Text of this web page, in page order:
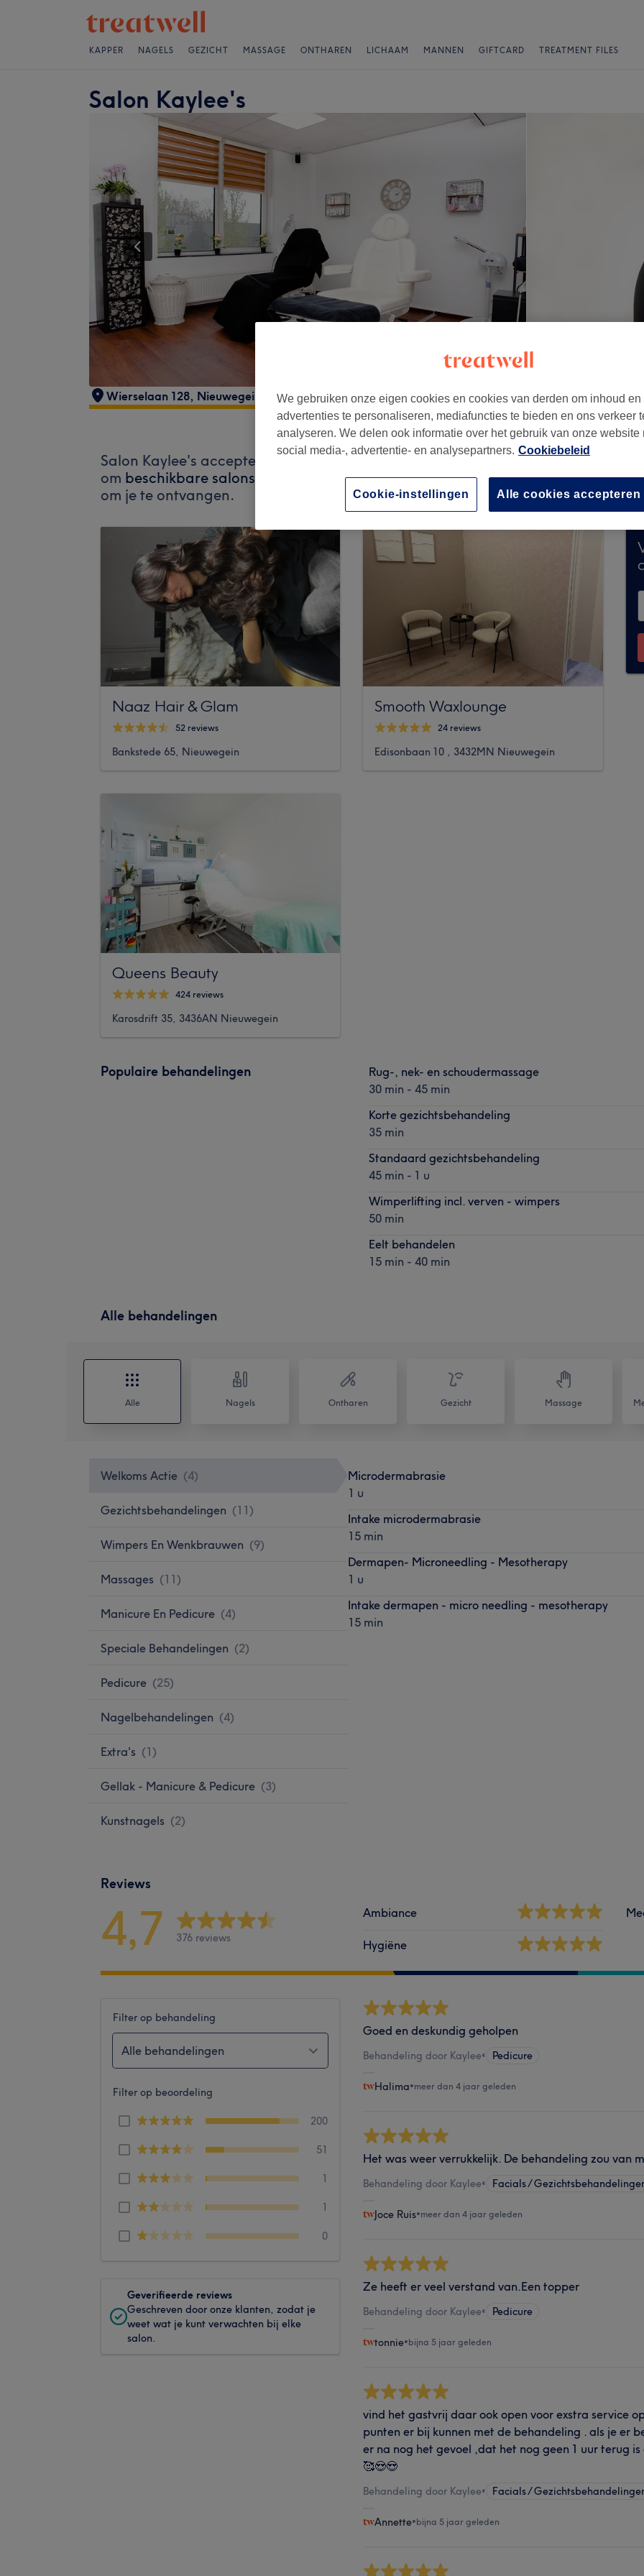
KAPPER NAGELS GEZICHT MASSAGE ONTHAREN LICHAAM MANNEN GIFTCARD TREATMENT FILES
Salon Kaylee's
Wierselaan 128, Nieuwegein 3433ZW
Salon Kaylee's accepteert momenteel geen boekingen via Treatwell. Gebruik
om beschikbare salons in jouw buurt te ontdekken. Je vindt er tal van
om je te ontvangen.
Naaz Hair & Glam
52 reviews
Bankstede 65, Nieuwegein
Queens Beauty
424 reviews
Karosdrift 35, 3436AN Nieuwegein
Smooth Waxlounge
24 reviews
Edisonbaan 10 , 3432MN Nieuwegein
Populaire behandelingen
Rug-, nek- en schoudermassage
30 min - 45 min
Korte gezichtsbehandeling
35 min
Standaard gezichtsbehandeling
45 min - 1 u
Wimperlifting incl. verven - wimpers
50 min
Eelt behandelen
15 min - 40 min
Alle behandelingen
Alle Nagels Ontharen Gezicht Massage
Welkoms Actie (4)
Gezichtsbehandelingen (11)
Wimpers En Wenkbrauwen (9)
Massages (11)
Manicure En Pedicure (4)
Speciale Behandelingen (2)
Pedicure (25)
Nagelbehandelingen (4)
Extra's (1)
Gellak - Manicure & Pedicure (3)
Kunstnagels (2)
Microdermabrasie
1 u
Intake microdermabrasie
15 min
Dermapen- Microneedling - Mesotherapy
1 u
Intake dermapen - micro needling - mesotherapy
15 min
Reviews
4,7 376 reviews
Ambiance
Hygiëne
Filter op behandeling
Alle behandelingen
Filter op beoordeling
200
51
1
1
0
Geverifieerde reviews
Geschreven door onze klanten, zodat je
weet wat je kunt verwachten bij elke
salon.
Goed en deskundig geholpen
Behandeling door Kaylee• Pedicure
Halima•meer dan 4 jaar geleden
Het was weer verrukkelijk. De behandeling zou van
Behandeling door Kaylee• Facials /
Joce Ruis•meer dan 4 jaar geleden
Ze heeft er veel verstand van.Een topper
Behandeling door Kaylee• Pedicure
tonnie•bijna 5 jaar geleden
vind het gastvrij daar ook open voor exstra service
punten er bij kunnen met de behandeling . als je er
er na nog het gevoel ,dat het nog geen 1 uur terug
🥰😍😍
Behandeling door Kaylee• Facials /
Annette•bijna 5 jaar geleden
We gebruiken onze eigen cookies en cookies van derden om inhoud en
advertenties te personaliseren, mediafuncties te bieden en ons verkeer
analyseren. We delen ook informatie over het gebruik van onze website
social media-, advertentie- en analysepartners. Cookiebeleid
Alle cookies accepteren
Cookie-instellingen